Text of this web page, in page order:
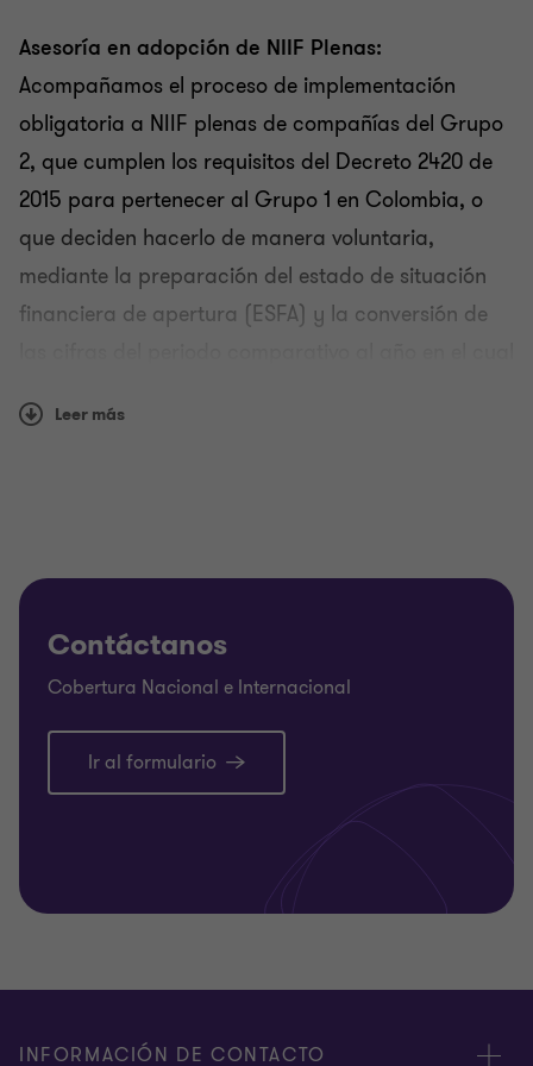
Asesoría en consultas especializadas
Asesoría en NIIF para entidades del sector público
Preparación de estados financieros y revelaciones
Asesoría en adopción de NIIF Plenas:
Acompañamos el proceso de implementación
obligatoria a NIIF plenas de compañías del Grupo
2, que cumplen los requisitos del Decreto 2420 de
2015 para pertenecer al Grupo 1 en Colombia, o
que deciden hacerlo de manera voluntaria,
mediante la preparación del estado de situación
financiera de apertura (ESFA) y la conversión de
bajo NIIF plenas.
obligatoria de la NIIF para las PYMES, a
2420 de 2015 para pertenecer al Grupo 2 en
Colombia, o que deciden hacerlo de manera
voluntaria, mediante la preparación del estado de
situación financiera de apertura (ESFA) y la
conversión de las cifras del periodo comparativo al
año en el cual se deben presentar los primeros
estados financieros bajo NIIF para PYMES.
Apoyamos en la definición y/o actualización de las
Leer más
Contáctanos
Cobertura Nacional e Internacional
Ir al formulario
INFORMACIÓN DE CONTACTO